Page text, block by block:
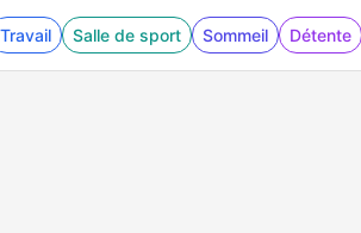
Travail Salle de sport Sommeil Détente